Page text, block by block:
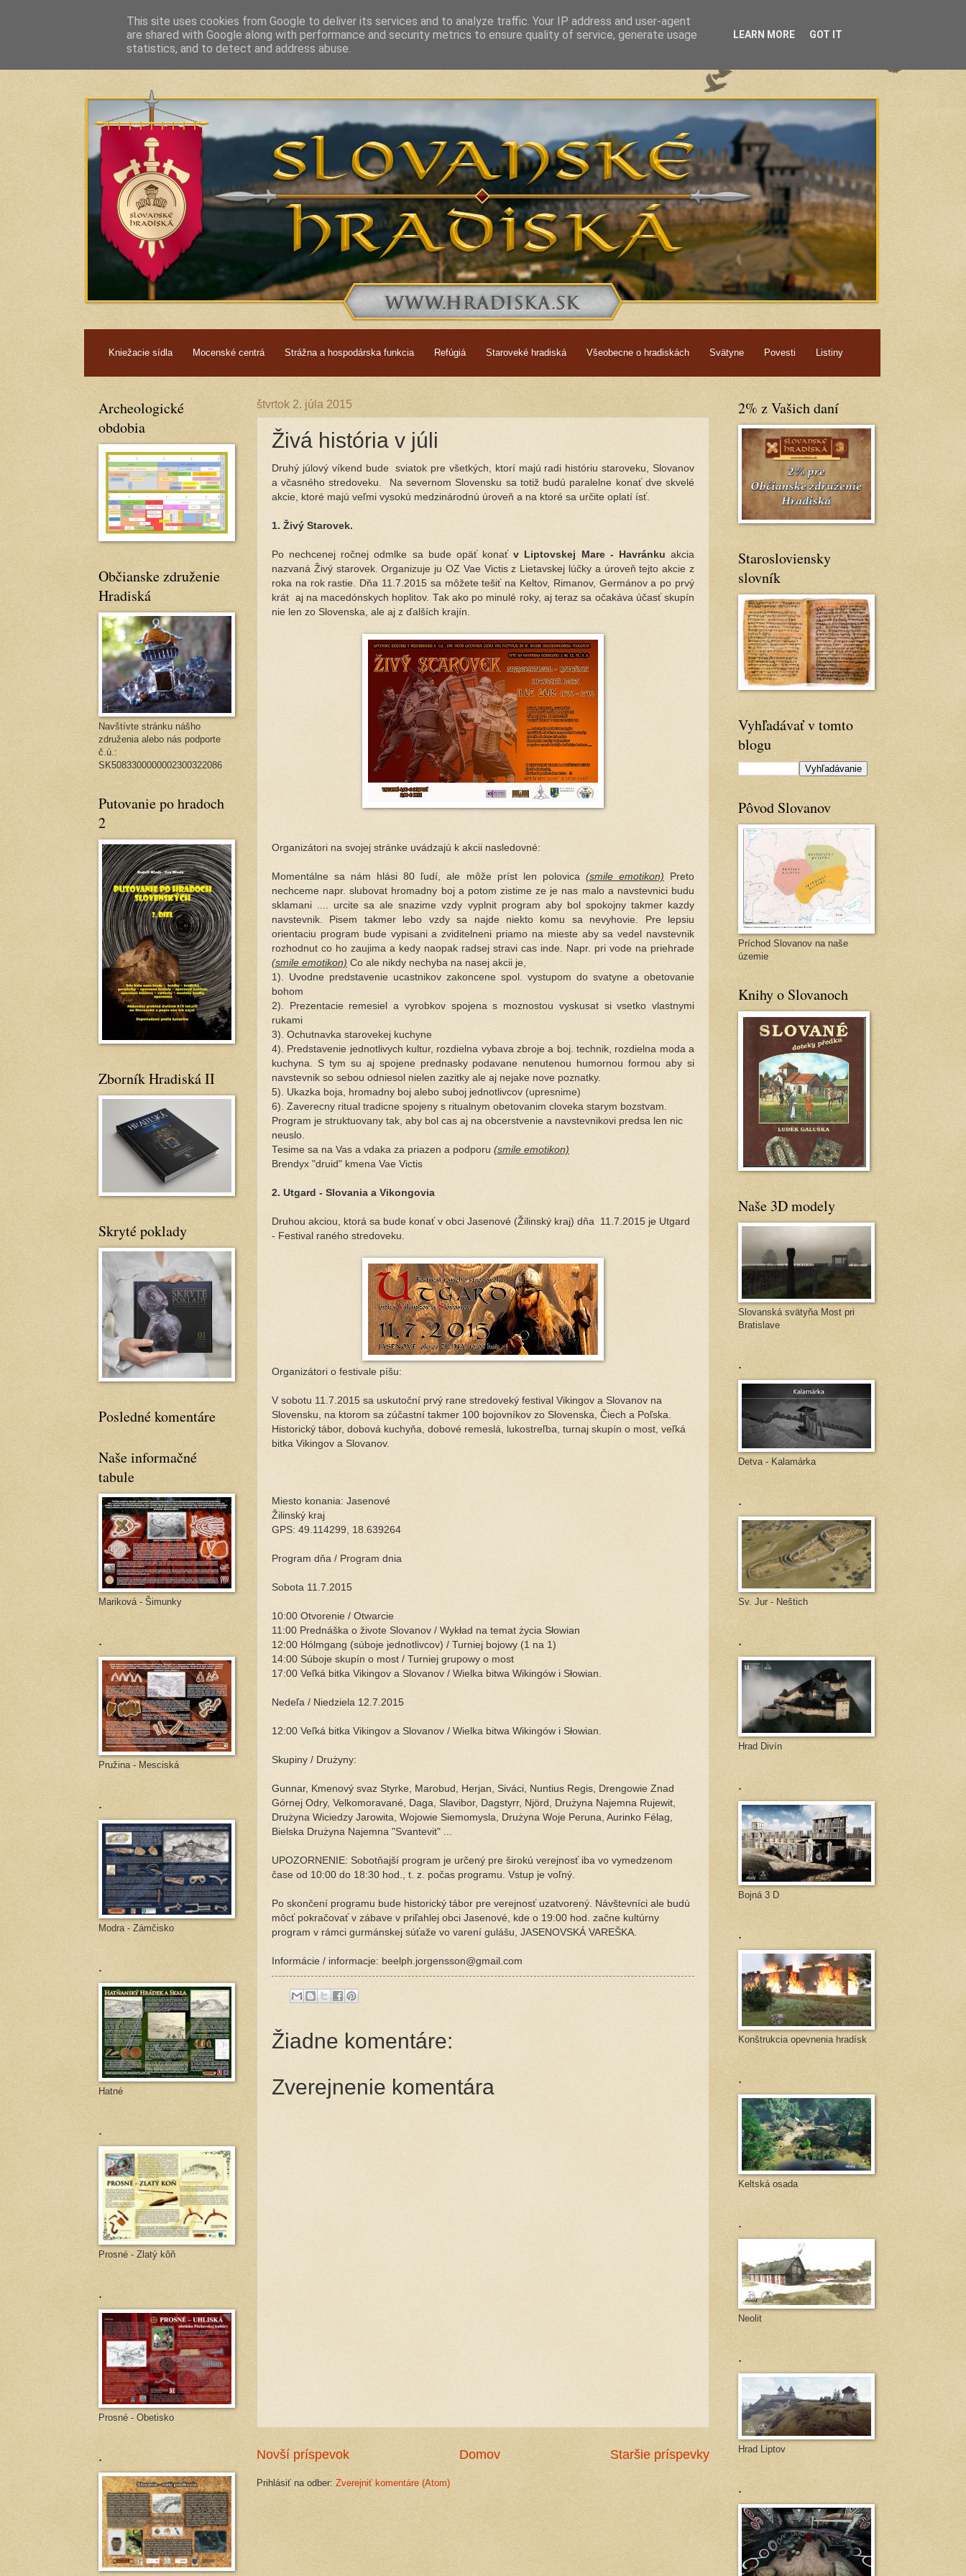
Slavic Hillforts and Fortified Settlements in Slovakia and related countries from 7th to 10th Century
Kniežacie sídla
Mocenské centrá Strážna a hospodárska funkcia Refúgiá Staroveké hradiská Všeobecne o hradiskách Svätyne Povesti Listiny
štvrtok 2. júla 2015
Živá história v júli
Druhý júlový víkend bude sviatok pre všetkých, ktorí majú radi históriu staroveku, Slovanov
a včasného stredoveku. Na severnom Slovensku sa totiž budú paralelne konať dve skvelé
akcie, ktoré majú veľmi vysokú medzinárodnú úroveň a na ktoré sa určite oplatí ísť.
1. Živý Starovek.
Po nechcenej ročnej odmlke sa bude opäť konaťv Liptovskej Mare - Havránku akcia
nazvaná Živý starovek. Organizuje ju OZ Vae Victis z Lietavskej lúčky a úroveň tejto akcie z
roka na rok rastie. Dňa 11.7.2015 sa môžete tešiť na Keltov, Rimanov, Germánov a po prvý
krát aj na macedónskych hoplitov. Tak ako po minulé roky, aj teraz sa očakáva účasť skupín
nie len zo Slovenska, ale aj z ďalších krajín.
Organizátori na svojej stránke uvádzajú k akcii nasledovné:
Momentálne sa nám hlási 80 ľudí, ale môže príst len polovica (smile emotikon) Preto
nechceme napr. slubovat hromadny boj a potom zistime ze je nas malo a navstevnici budu
sklamani .... urcite sa ale snazime vzdy vyplnit program aby bol spokojny takmer kazdy
navstevnik. Pisem takmer lebo vzdy sa najde niekto komu sa nevyhovie. Pre lepsiu
orientaciu program bude vypisani a zviditelneni priamo na mieste aby sa vedel navstevnik
rozhodnut co ho zaujima a kedy naopak radsej stravi cas inde. Napr. pri vode na priehrade
(smile emotikon) Co ale nikdy nechyba na nasej akcii je,
1). Uvodne predstavenie ucastnikov zakoncene spol. vystupom do svatyne a obetovanie
bohom
2). Prezentacie remesiel a vyrobkov spojena s moznostou vyskusat si vsetko vlastnymi
rukami
3). Ochutnavka starovekej kuchyne
4). Predstavenie jednotlivych kultur, rozdielna vybava zbroje a boj. technik, rozdielna moda a
kuchyna. S tym su aj spojene prednasky podavane nenutenou humornou formou aby si
navstevnik so sebou odniesol nielen zazitky ale aj nejake nove poznatky.
5). Ukazka boja, hromadny boj alebo suboj jednotlivcov (upresnime)
6). Zaverecny ritual tradicne spojeny s ritualnym obetovanim cloveka starym bozstvam.
Program je struktuovany tak, aby bol cas aj na obcerstvenie a navstevnikovi predsa len nic
neuslo.
Tesime sa na Vas a vdaka za priazen a podporu (smile emotikon)
Brendyx "druid" kmena Vae Victis
2. Utgard - Slovania a Vikongovia
Druhou akciou, ktorá sa bude konať v obci Jasenové (Žilinský kraj) dňa 11.7.2015 je Utgard
- Festival raného stredoveku.
Organizátori o festivale píšu:
V sobotu 11.7.2015 sa uskutoční prvý rane stredoveký festival Vikingov a Slovanov na
Slovensku, na ktorom sa zúčastní takmer 100 bojovníkov zo Slovenska, Čiech a Poľska.
Historický tábor, dobová kuchyňa, dobové remeslá, lukostreľba, turnaj skupín o most, veľká
bitka Vikingov a Slovanov.
Miesto konania: Jasenové
Žilinský kraj
GPS: 49.114299, 18.639264
Program dňa / Program dnia
Sobota 11.7.2015
10:00 Otvorenie / Otwarcie
11:00 Prednáška o živote Slovanov / Wykład na temat życia Słowian
12:00 Hólmgang (súboje jednotlivcov) / Turniej bojowy (1 na 1)
14:00 Súboje skupín o most / Turniej grupowy o most
17:00 Veľká bitka Vikingov a Slovanov / Wielka bitwa Wikingów i Słowian.
Nedeľa / Niedziela 12.7.2015
12:00 Veľká bitka Vikingov a Slovanov / Wielka bitwa Wikingów i Słowian.
Skupiny / Drużyny:
Gunnar, Kmenový svaz Styrke, Marobud, Herjan, Siváci, Nuntius Regis, Drengowie Znad
Górnej Odry, Velkomoravané, Daga, Slavibor, Dagstyrr, Njörd, Drużyna Najemna Rujewit,
Drużyna Wiciedzy Jarowita, Wojowie Siemomysla, Drużyna Woje Peruna, Aurinko Félag,
Bielska Drużyna Najemna "Svantevit" ...
UPOZORNENIE: Sobotňajší program je určený pre širokú verejnosť iba vo vymedzenom
čase od 10:00 do 18:30 hod., t. z. počas programu. Vstup je voľný.
Po skončení programu bude historický tábor pre verejnosť uzatvorený. Návštevníci ale budú
môcť pokračovať v zábave v priľahlej obci Jasenové, kde o 19:00 hod. začne kultúrny
program v rámci gurmánskej súťaže vo varení gulášu, JASENOVSKÁ VAREŠKA.
Informácie / informacje: beelph.jorgensson@gmail.com
Žiadne komentáre:
Zverejnenie komentára
Novší príspevok Staršie príspevky
Domov
Prihlásiť na odber: Zverejniť komentáre (Atom)
Archeologické
obdobia
Občianske združenie
Hradiská
Navštívte stránku nášho
združenia alebo nás podporte
č.ú.:
SK5083300000002300322086
Putovanie po hradoch
2
Zborník Hradiská II
Skryté poklady
Posledné komentáre
Naše informačné
tabule
Mariková - Šimunky
.
Pružina - Mesciská
.
Modra - Zámčisko
.
Hatné
.
Prosné - Zlatý kôň
.
Prosné - Obetisko
.
2% z Vašich daní
Starosloviensky
slovník
Vyhľadávať v tomto
blogu
Pôvod Slovanov
Príchod Slovanov na naše
územie
Knihy o Slovanoch
Naše 3D modely
Slovanská svätyňa Most pri
Bratislave
.
Detva - Kalamárka
.
Sv. Jur - Neštich
.
Hrad Divín
.
Bojná 3 D
.
Konštrukcia opevnenia hradísk
.
Keltská osada
.
Neolit
.
Hrad Liptov
.
This site uses cookies from Google to deliver its services and to analyze traffic. Your IP address and user-agent
are shared with Google along with performance and security metrics to ensure quality of service, generate usage
statistics, and to detect and address abuse.
LEARN MORE GOT IT